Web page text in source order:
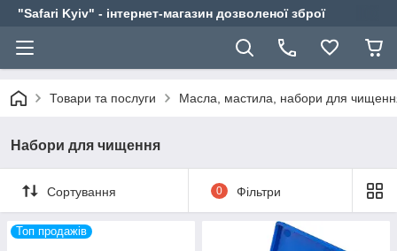
"Safari Kyiv" - інтернет-магазин дозволеної зброї
Товари та послуги Масла, мастила, набори для
Набори для чищення
Сортування 0 Фільтри
Топ продажів